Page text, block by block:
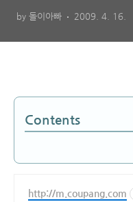
by 돌이아빠 2009. 4. 16.
Contents
http://m.coupang.com